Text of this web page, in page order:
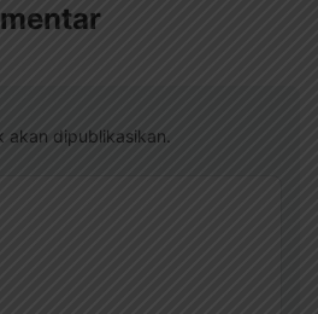
akan dipublikasikan.